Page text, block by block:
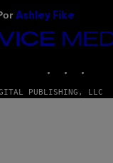
Ashley Fike
MEDIA
PUBLISHING, LLC